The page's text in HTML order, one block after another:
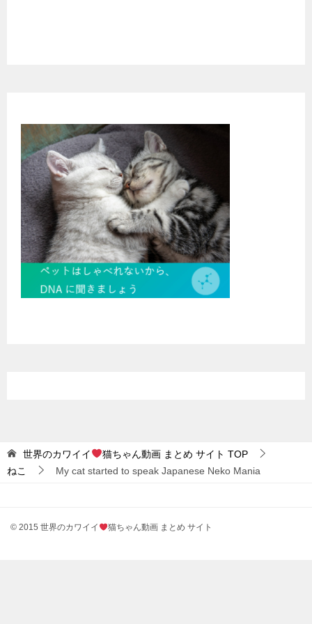
世界のカワイイ 猫ちゃん動画 まとめ サイト TOP
ねこ
My cat started to speak Japanese Neko Mania
© 2015 世界のカワイイ 猫ちゃん動画 まとめ サイト